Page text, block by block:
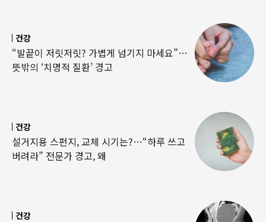
건강
“발끝이 저릿저릿? 가볍게 넘기지 마세요”…
뜻밖의 ‘치명적 질환’ 경고
건강
설거지용 스펀지, 교체 시기는?…“하루 쓰고
버려라” 전문가 경고, 왜
건강